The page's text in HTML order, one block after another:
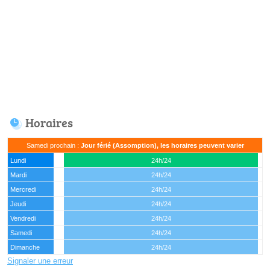
Horaires
Samedi prochain : Jour férié (Assomption), les horaires peuvent varier
Lundi
24h/24
Mardi
24h/24
Mercredi
24h/24
Jeudi
24h/24
Vendredi
24h/24
Samedi
24h/24
Dimanche
24h/24
Signaler une erreur